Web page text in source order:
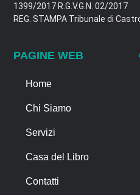
1399/2017 R.G.V.G.N. 02/2017
REG. STAMPA Tribunale di
PAGINE WEB
Home
Chi Siamo
Servizi
Casa del Libro
Contatti